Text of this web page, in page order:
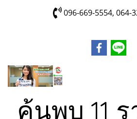
096-669-5554, 064-
ค้นพบ 11